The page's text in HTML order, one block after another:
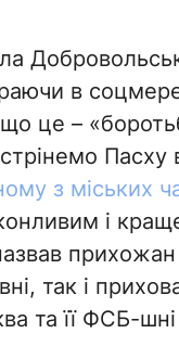
в
це –
Пасху
з міських
і краще
так і
та її ФСБ-